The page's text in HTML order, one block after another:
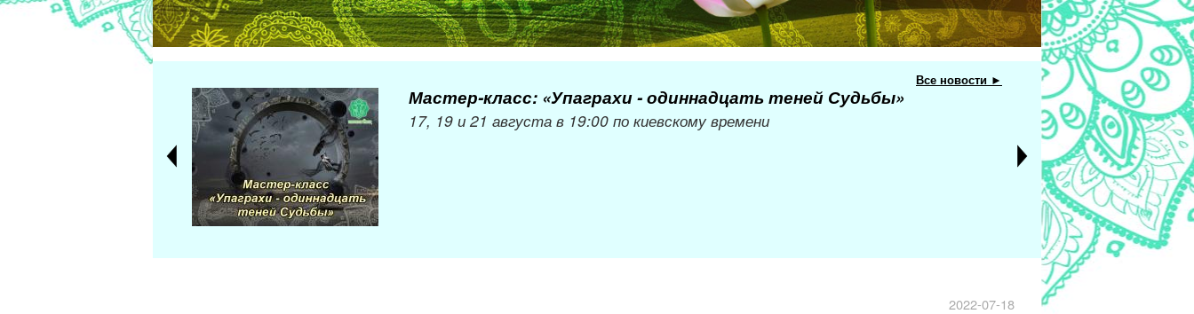
Все новости ►
Мастер-класс: «Упаграхи - одиннадцать теней Судьбы»
17, 19 и 21 августа в 19:00 по киевскому времени
2022-07-18